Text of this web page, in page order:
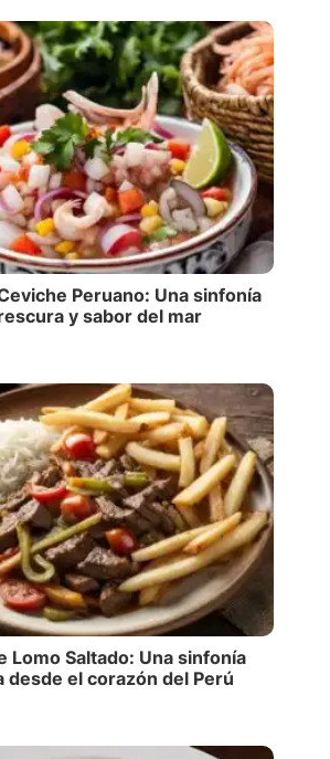
Peruano: Una sinfonía
y sabor del mar
Lomo Saltado: Una sinfonía
desde el corazón del Perú